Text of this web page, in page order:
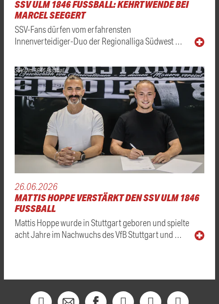
SSV ULM 1846 FUSSBALL: KEHRTWENDE BEI
MARCEL SEEGERT
SSV-Fans dürfen vom erfahrensten
Innenverteidiger-Duo der Regionalliga Südwest …
SSV Ulm 1846 Fussball
26.06.2026
MATTIS HOPPE VERSTÄRKT DEN SSV ULM 1846
FUSSBALL
Mattis Hoppe wurde in Stuttgart geboren und spielte
acht Jahre im Nachwuchs des VfB Stuttgart und …